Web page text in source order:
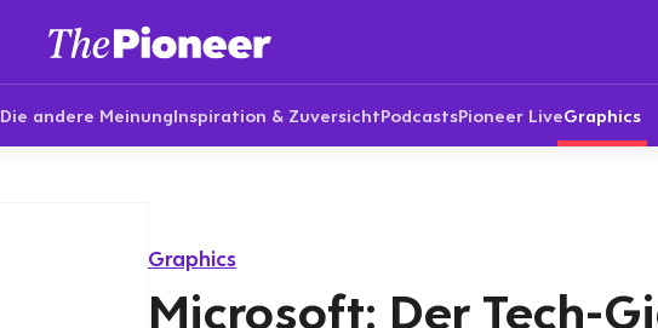
Die andere MeinungInspiration & ZuversichtPodcastsPioneer LiveGraphics
Graphics
Microsoft: Der Tech-